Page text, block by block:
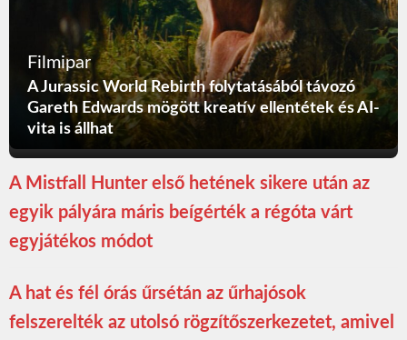
Filmipar
A Jurassic World Rebirth folytatásából távozó
Gareth Edwards mögött kreatív ellentétek és AI-
vita is állhat
A Mistfall Hunter első hetének sikere után az
egyik pályára máris beígérték a régóta várt
egyjátékos módot
A hat és fél órás űrsétán az űrhajósok
felszerelték az utolsó rögzítőszerkezetet, amivel